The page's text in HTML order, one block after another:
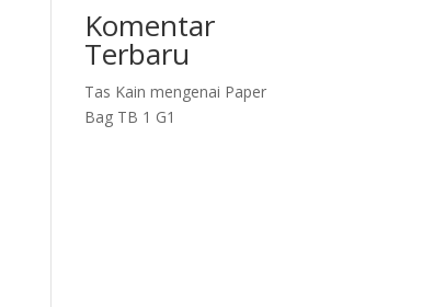
Komentar
Terbaru
Tas Kain mengenai Paper
Bag TB 1 G1